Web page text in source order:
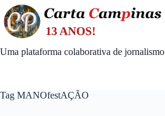
Skip
to
content
Uma plataforma colaborativa de jornalismo
Tag MANOfestAÇÃO